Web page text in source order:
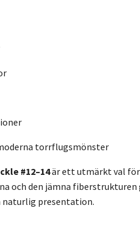
torrflugsmönster
#12–14är ett utmärkt val
och den jämna
presentation.